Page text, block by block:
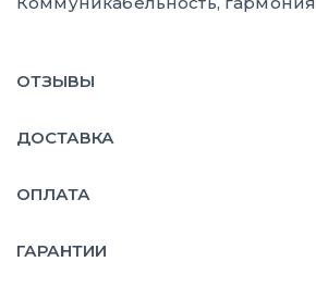
ОТЗЫВЫ
ДОСТАВКА
ОПЛАТА
ГАРАНТИИ